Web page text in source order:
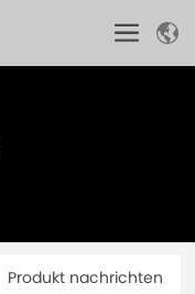
Produkt nachrichten